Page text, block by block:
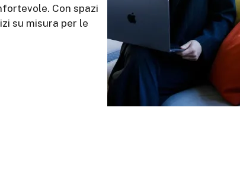
Con spazi
su misura per le